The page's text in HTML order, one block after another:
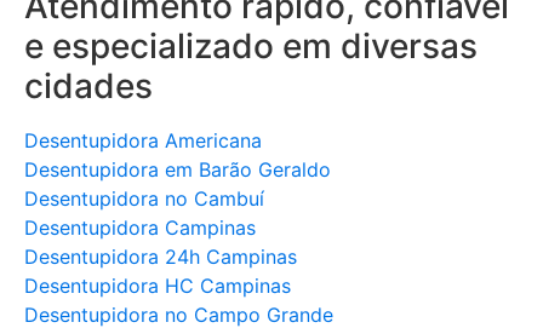
e especializado em diversas
cidades
Desentupidora Americana
Desentupidora em Barão Geraldo
Desentupidora no Cambuí
Desentupidora Campinas
Desentupidora 24h Campinas
Desentupidora HC Campinas
Desentupidora no Campo Grande